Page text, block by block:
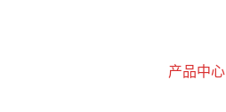
产品中心